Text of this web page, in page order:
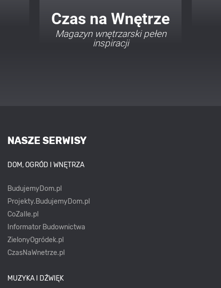
Twój Dom Twój Styl
Porady i inspiracje w
najmodniejszych stylach
NASZE SERWISY
DOM, OGRÓD I WNĘTRZA
BudujemyDom.pl
Projekty.BudujemyDom.pl
CoZaIle.pl
Informator Budownictwa
ZielonyOgródek.pl
CzasNaWnetrze.pl
MUZYKA I DŹWIĘK